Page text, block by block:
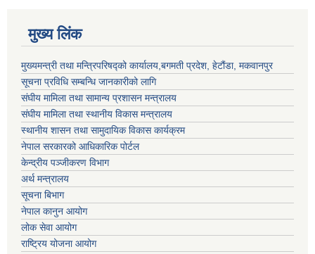
मुख्य लिंक
मुख्यमन्त्री तथा मन्त्रिपरिषद्को कार्यालय,बगमती प्रदेश, हेटौंडा, मकवानपुर
सूचना प्रविधि सम्बन्धि जानकारीको लागि
संघीय मामिला तथा सामान्य प्रशासन मन्त्रालय
संघीय मामिला तथा स्थानीय विकास मन्त्रालय
स्थानीय शासन तथा सामुदायिक विकास कार्यक्रम
नेपाल सरकारको आधिकारिक पोर्टल
केन्द्रीय पञ्जीकरण विभाग
अर्थ मन्त्रालय
सूचना बिभाग
नेपाल कानुन आयोग
लोक सेवा आयोग
राष्ट्रिय योजना आयोग